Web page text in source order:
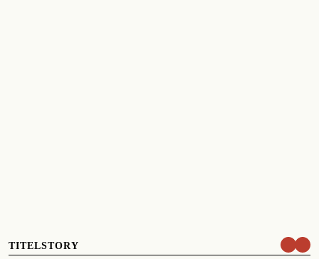
TITELSTORY